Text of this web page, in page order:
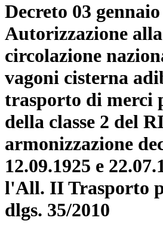
Decreto 03 gennaio
Autorizzazione alla
circolazione
vagoni cisterna
trasporto di merci
della classe 2 del
armonizzazione
12.09.1925 e
l'All. II Trasporto
dlgs. 35/2010